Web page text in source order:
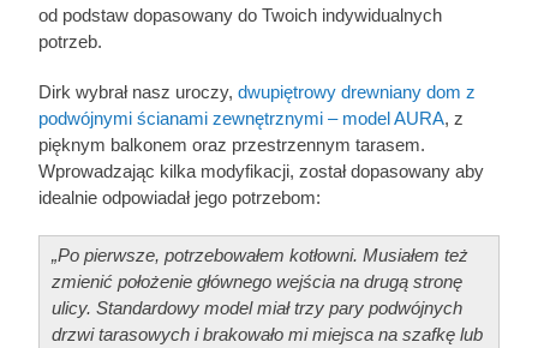
od podstaw dopasowany do Twoich indywidualnych
potrzeb.
Dirk wybrał nasz uroczy, dwupiętrowy drewniany dom z
podwójnymi ścianami zewnętrznymi – model AURA, z
pięknym balkonem oraz przestrzennym tarasem.
Wprowadzając kilka modyfikacji, został dopasowany aby
idealnie odpowiadał jego potrzebom:
​​„Po pierwsze, potrzebowałem kotłowni. Musiałem też
zmienić położenie głównego wejścia na drugą stronę
ulicy. Standardowy model miał trzy pary podwójnych
drzwi tarasowych i brakowało mi miejsca na szafkę lub